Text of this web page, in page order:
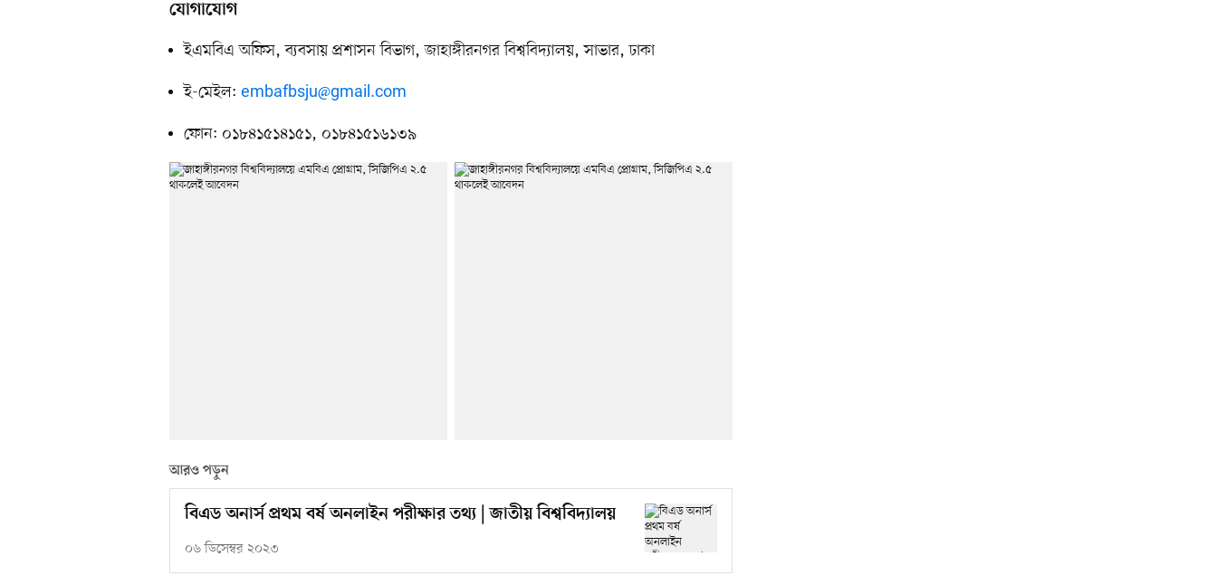
যোগাযোগ
ইএমবিএ অফিস, ব্যবসায় প্রশাসন বিভাগ, জাহাঙ্গীরনগর বিশ্ববিদ্যালয়, সাভার, ঢাকা
ই-মেইল: embafbsju@gmail.com
ফোন: ০১৮৪১৫১৪১৫১, ০১৮৪১৫১৬১৩৯
আরও পড়ুন
বিএড অনার্স প্রথম বর্ষ অনলাইন পরীক্ষার তথ্য | জাতীয় বিশ্ববিদ্যালয়
০৬ ডিসেম্বর ২০২৩